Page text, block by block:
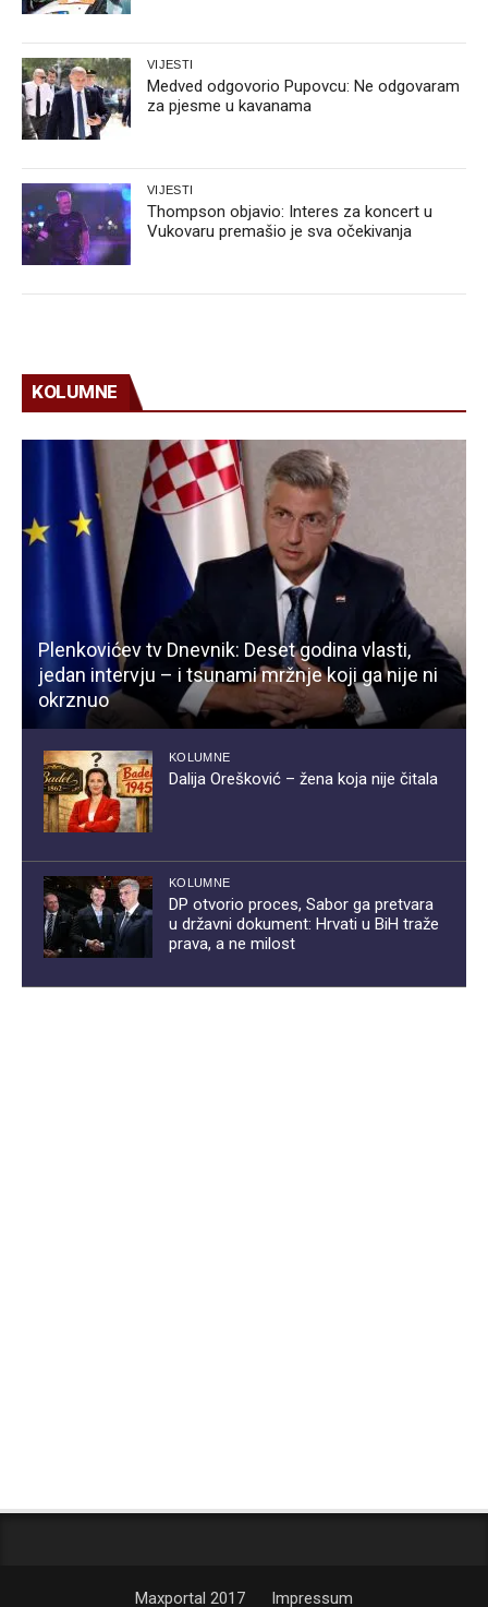
VIJESTI
Medved odgovorio Pupovcu: Ne odgovaram
za pjesme u kavanama
VIJESTI
Thompson objavio: Interes za koncert u
Vukovaru premašio je sva očekivanja
KOLUMNE
Plenkovićev tv Dnevnik: Deset godina vlasti,
jedan intervju – i tsunami mržnje koji ga nije ni
okrznuo
KOLUMNE
Dalija Orešković – žena koja nije čitala
KOLUMNE
DP otvorio proces, Sabor ga pretvara
u državni dokument: Hrvati u BiH traže
prava, a ne milost
Maxportal 2017 Impressum